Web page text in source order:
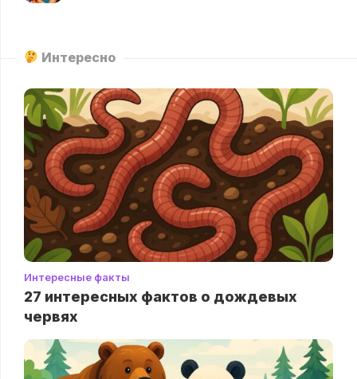
Интересно
Интересные факты
27 интересных фактов о дождевых
червях